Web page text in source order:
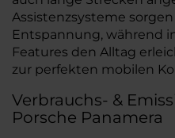
Assistenzsysteme
Entspannung, während
Features den Alltag
zur perfekten mobilen
Verbrauchs- &
Porsche Panamera